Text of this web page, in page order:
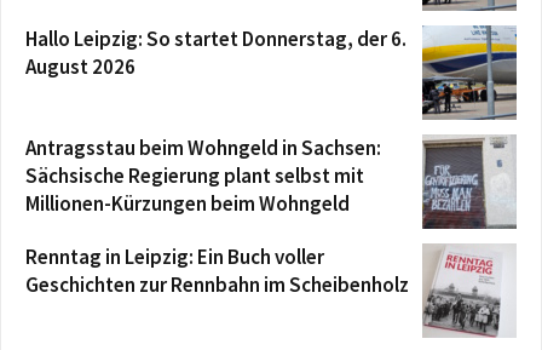
Hallo Leipzig: So startet Donnerstag, der 6.
August 2026
Antragsstau beim Wohngeld in Sachsen:
Sächsische Regierung plant selbst mit
Millionen-Kürzungen beim Wohngeld
Renntag in Leipzig: Ein Buch voller
Geschichten zur Rennbahn im Scheibenholz